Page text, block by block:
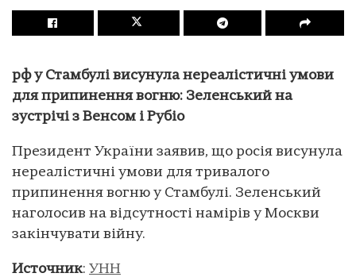
рф у Стамбулі висунула нереалістичні умови
для припинення вогню: Зеленський на
зустрічі з Венсом і Рубіо
Президент України заявив, що росія висунула
нереалістичні умови для тривалого
припинення вогню у Стамбулі. Зеленський
наголосив на відсутності намірів у Москви
закінчувати війну.
Источник: УНН